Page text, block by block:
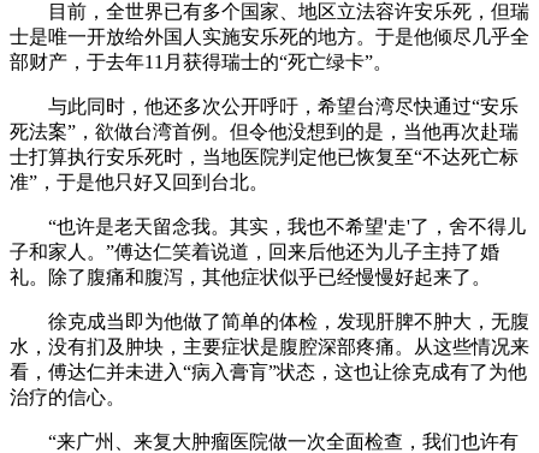
目前，全世界已有多个国家、地区立法容许安乐死，但瑞
士是唯一开放给外国人实施安乐死的地方。于是他倾尽几乎全
部财产，于去年11月获得瑞士的“死亡绿卡”。
与此同时，他还多次公开呼吁，希望台湾尽快通过“安乐
死法案”，欲做台湾首例。但令他没想到的是，当他再次赴瑞
士打算执行安乐死时，当地医院判定他已恢复至“不达死亡标
准”，于是他只好又回到台北。
“也许是老天留念我。其实，我也不希望'走'了，舍不得儿
子和家人。”傅达仁笑着说道，回来后他还为儿子主持了婚
礼。除了腹痛和腹泻，其他症状似乎已经慢慢好起来了。
徐克成当即为他做了简单的体检，发现肝脾不肿大，无腹
水，没有扪及肿块，主要症状是腹腔深部疼痛。从这些情况来
看，傅达仁并未进入“病入膏肓”状态，这也让徐克成有了为他
治疗的信心。
“来广州、来复大肿瘤医院做一次全面检查，我们也许有